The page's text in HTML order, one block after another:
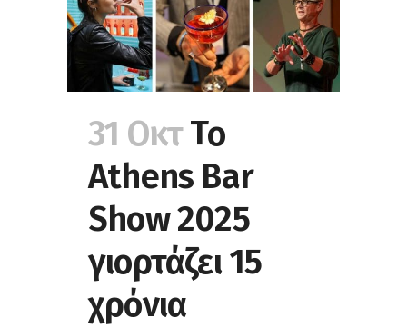
31 ΟκτΤο
Athens Bar
Show 2025
γιορτάζει 15
χρόνια